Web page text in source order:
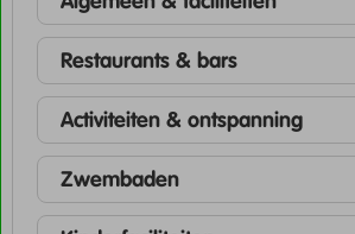
Restaurants & bars
Activiteiten & ontspanning
Zwembaden